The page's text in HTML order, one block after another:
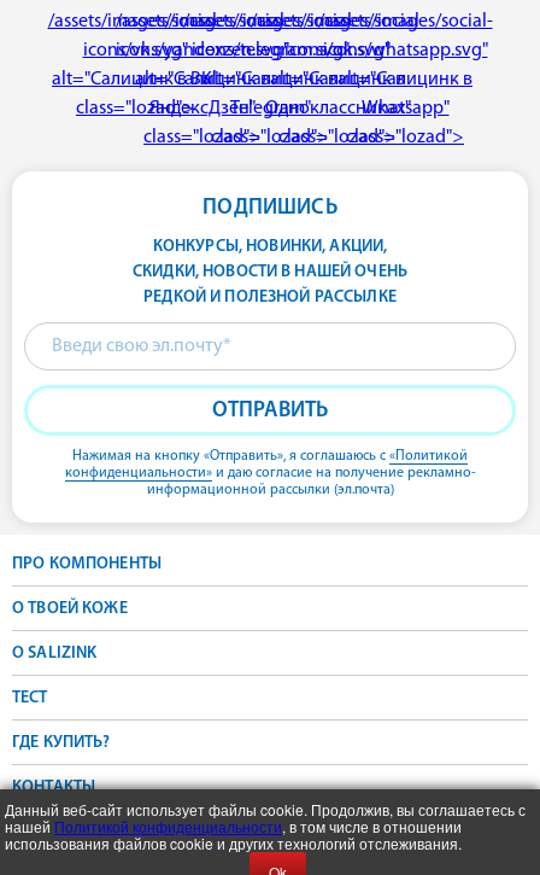
/assets/images/social-
icons/vk.svg"
alt="Салицинк в ВК"
class="lozad">
/assets/images/social-
icons/yandexzen.svg"
alt="Салицинк в
ЯндексДзен"
class="lozad">
/assets/images/social-
icons/telegram.svg"
alt="Салицинк в
Telegram"
class="lozad">
/assets/images/social-
icons/ok.svg"
alt="Салицинк в
Одноклассниках"
class="lozad">
/assets/images/social-
icons/whatsapp.svg"
alt="Салицинк в
Whatsapp"
class="lozad">
ПОДПИШИСЬ
КОНКУРСЫ, НОВИНКИ, АКЦИИ,
СКИДКИ, НОВОСТИ В НАШЕЙ ОЧЕНЬ
РЕДКОЙ И ПОЛЕЗНОЙ РАССЫЛКЕ
ОТПРАВИТЬ
Нажимая на кнопку «Отправить», я соглашаюсь с «Политикой
конфиденциальности»и даю согласие на получение рекламно-
информационной рассылки (эл.почта)
ПРО КОМПОНЕНТЫ
О ТВОЕЙ КОЖЕ
О SALIZINK
ТЕСТ
ГДЕ КУПИТЬ?
КОНТАКТЫ
Политика конфиденциальности
Данный веб-сайт использует файлы cookie. Продолжив, вы соглашаетесь с
нашей Политикой конфиденциальности, в том числе в отношении
использования файлов cookie и других технологий отслеживания.